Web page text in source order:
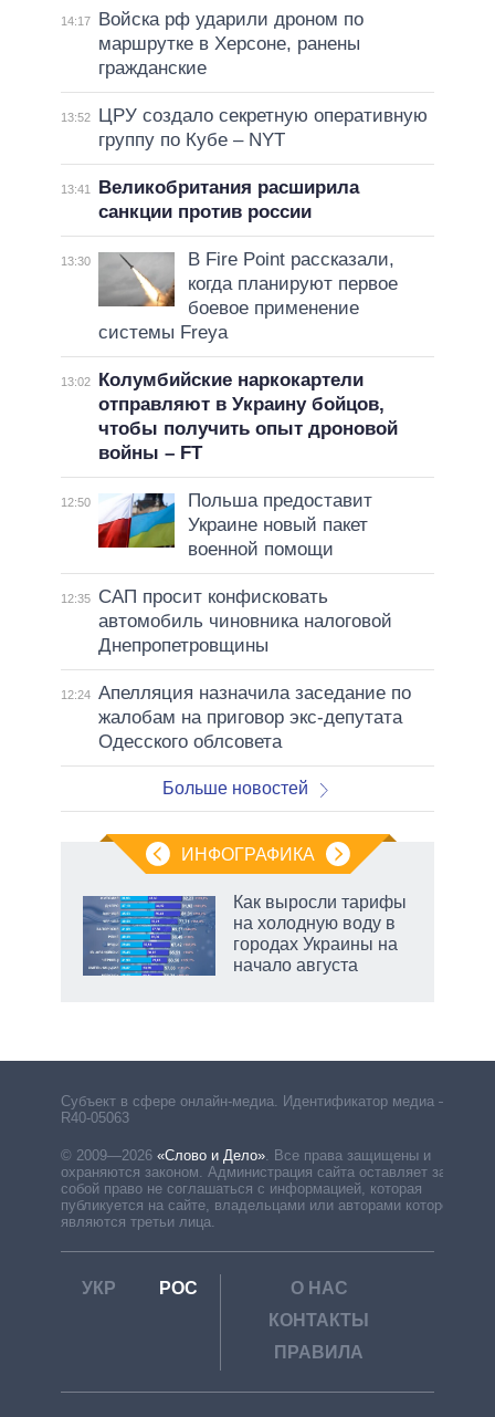
14:17
Войска рф ударили дроном по
маршрутке в Херсоне, ранены
гражданские
13:52
ЦРУ создало секретную оперативную
группу по Кубе – NYT
13:41
Великобритания расширила
санкции против россии
13:30
В Fire Point рассказали,
когда планируют первое
боевое применение
системы Freya
13:02
Колумбийские наркокартели
отправляют в Украину бойцов,
чтобы получить опыт дроновой
войны – FT
12:50
Польша предоставит
Украине новый пакет
военной помощи
12:35
САП просит конфисковать
автомобиль чиновника налоговой
Днепропетровщины
12:24 Апелляция назначила заседание по
жалобам на приговор экс-депутата
Одесского облсовета
Больше новостей
ИНФОГРАФИКА
Как выросли тарифы
на холодную воду в
городах Украины на
начало августа
Субъект в сфере онлайн-медиа. Идентификатор медиа –
R40-05063
© 2009—2026 «Слово и Дело». Все права защищены и
охраняются законом. Администрация сайта оставляет за
собой право не соглашаться с информацией, которая
публикуется на сайте, владельцами или авторами которой
являются третьи лица.
УКР РОС
О НАС
КОНТАКТЫ
ПРАВИЛА